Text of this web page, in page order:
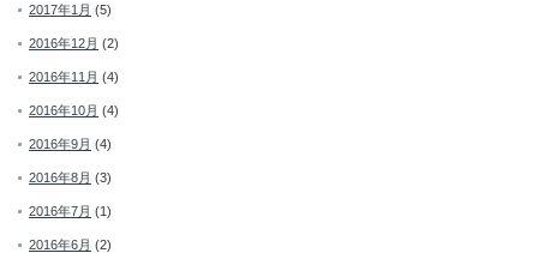
2017年1月 (5)
2016年12月 (2)
2016年11月 (4)
2016年10月 (4)
2016年9月 (4)
2016年8月 (3)
2016年7月 (1)
2016年6月 (2)